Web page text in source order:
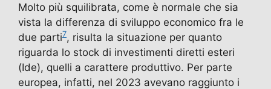
Molto più squilibrata, come è normale che sia
vista la differenza di sviluppo economico fra le
due parti7, risulta la situazione per quanto
riguarda lo stock di investimenti diretti esteri
(Ide), quelli a carattere produttivo. Per parte
europea, infatti, nel 2023 avevano raggiunto i